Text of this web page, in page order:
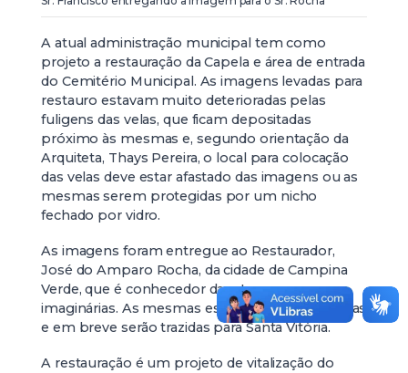
A atual administração municipal tem como
projeto a restauração da Capela e área de entrada
do Cemitério Municipal. As imagens levadas para
restauro estavam muito deterioradas pelas
fuligens das velas, que ficam depositadas
próximo às mesmas e, segundo orientação da
Arquiteta, Thays Pereira, o local para colocação
das velas deve estar afastado das imagens ou as
mesmas serem protegidas por um nicho
fechado por vidro.
As imagens foram entregue ao Restaurador,
José do Amparo Rocha, da cidade de Campina
Verde, que é conhecedor da arte sacra
imaginárias. As mesmas estão sendo restauradas
e em breve serão trazidas para Santa Vitória.
A restauração é um projeto de vitalização do